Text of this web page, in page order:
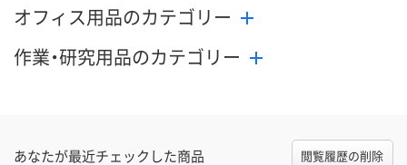
オフィス用品のカテゴリー
作業・研究用品のカテゴリー
あなたが最近チェックした商品 閲覧履歴の削除